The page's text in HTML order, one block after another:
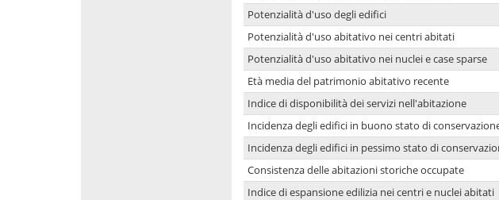
Potenzialità d'uso degli edifici
Potenzialità d'uso abitativo nei centri abitati
Potenzialità d'uso abitativo nei nuclei e case sparse
Età media del patrimonio abitativo recente
Indice di disponibilità dei servizi nell'abitazione
Incidenza degli edifici in buono stato di
Incidenza degli edifici in pessimo stato di
Consistenza delle abitazioni storiche occupate
Indice di espansione edilizia nei centri e nuclei abitati